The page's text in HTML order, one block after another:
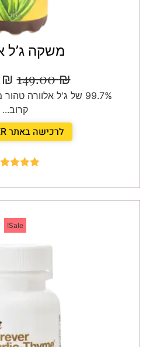
משקה ג’ל
149.00₪
₪
99.7% של ג'ל אלוורה
קרוב...
לרכישה באתר FOREVER
Sale!